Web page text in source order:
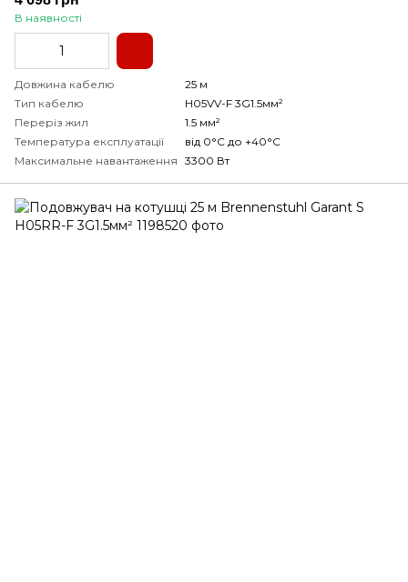
В наявності
Довжина кабелю
25 м
Тип кабелю
H05VV-F 3G1.5мм²
Переріз жил
1.5 мм²
Температура експлуатації
від 0°С до +40°С
Максимальне навантаження 3300 Вт